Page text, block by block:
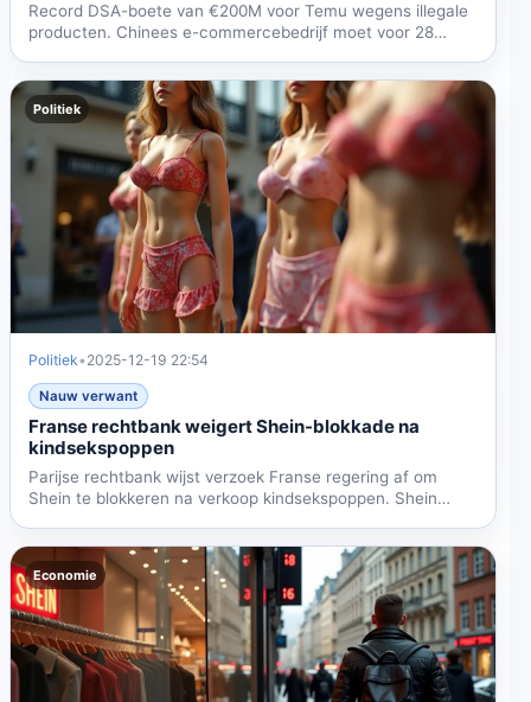
Record DSA-boete van €200M voor Temu wegens illegale
producten. Chinees e-commercebedrijf moet voor 28
Politiek
Politiek• 2025-12-19 22:54
Nauw verwant
Franse rechtbank weigert Shein-blokkade na
kindsekspoppen
Parijse rechtbank wijst verzoek Franse regering af om
Shein te blokkeren na verkoop kindsekspoppen. Shein
Economie